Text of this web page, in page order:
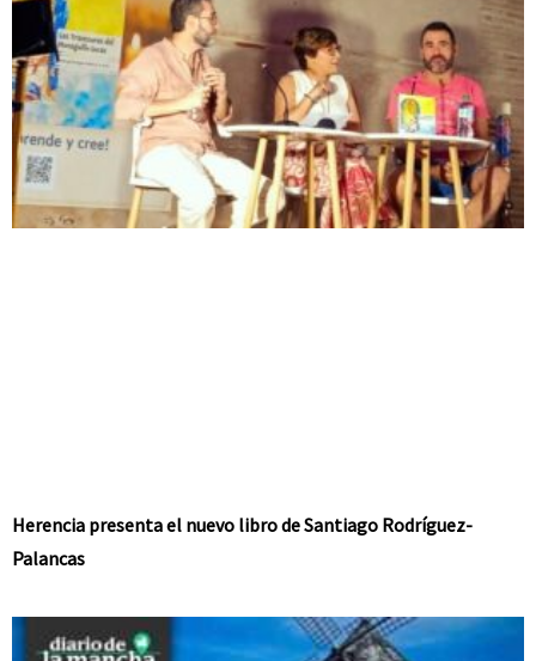
Herencia presenta el nuevo libro de Santiago Rodríguez-
Palancas